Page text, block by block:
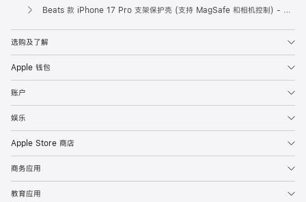
Apple
Beats 款 iPhone 17 Pro 支架保护壳 (支持 MagSafe 和相机控制) - 卵石粉
选购及了解
Apple 钱包
账户
娱乐
Apple Store 商店
商务应用
教育应用